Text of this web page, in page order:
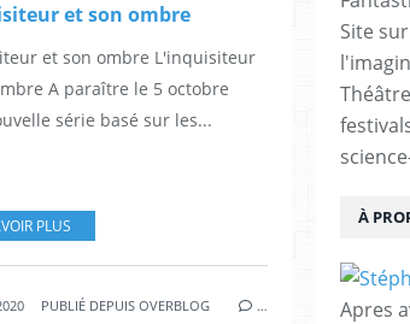
et son ombre
et son ombre L'inquisiteur
A paraître le 5 octobre
série basé sur les...
PLUS
,FANTASTIQUE,LITTERATURE ,TV
PUBLIÉ DEPUIS OVERBLOG …
Site
À
Apres